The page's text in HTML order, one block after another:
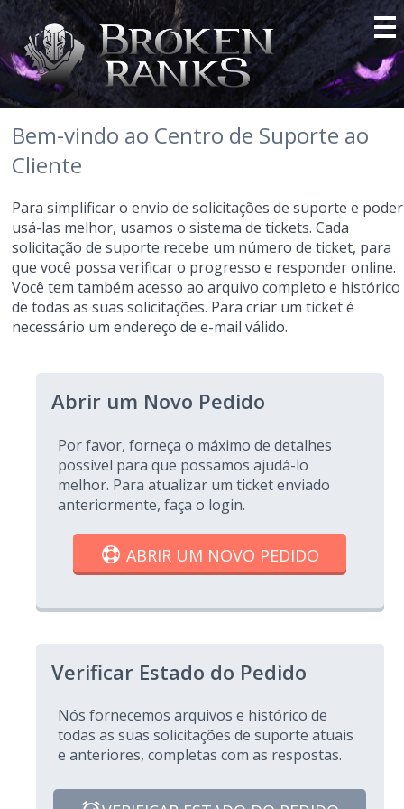
Bem-vindo ao Centro de Suporte ao
Cliente
Para simplificar o envio de solicitações de suporte e poder
usá-las melhor, usamos o sistema de tickets. Cada
solicitação de suporte recebe um número de ticket, para
que você possa verificar o progresso e responder online.
Você tem também acesso ao arquivo completo e histórico
de todas as suas solicitações. Para criar um ticket é
necessário um endereço de e-mail válido.
Abrir um Novo Pedido
Por favor, forneça o máximo de detalhes
possível para que possamos ajudá-lo
melhor. Para atualizar um ticket enviado
anteriormente, faça o login.
ABRIR UM NOVO PEDIDO
Verificar Estado do Pedido
Nós fornecemos arquivos e histórico de
todas as suas solicitações de suporte atuais
e anteriores, completas com as respostas.